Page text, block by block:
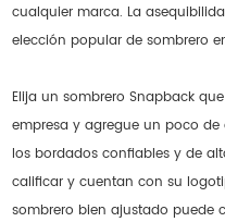
cualquier marca. La
elección popular de sombrero
Elija un sombrero Snapback
empresa y agregue un poco de
los bordados confiables y de
calificar y cuentan con su
sombrero bien ajustado puede